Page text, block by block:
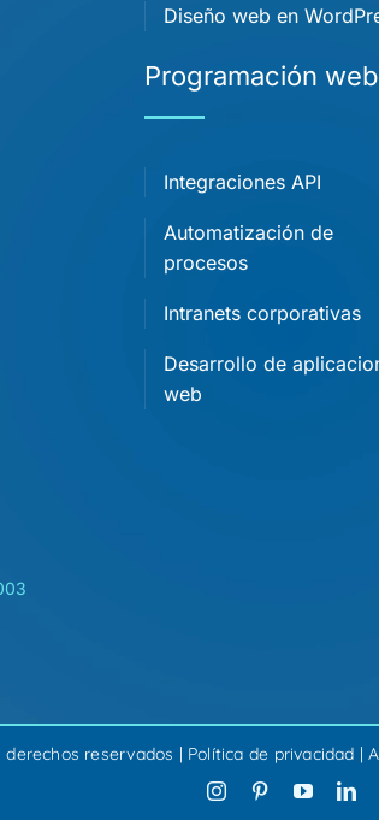
Diseño web en
Programación web
Integraciones API
Automatización de
procesos
Intranets corporativas
Desarrollo de
web
reservados | Política de privacidad |